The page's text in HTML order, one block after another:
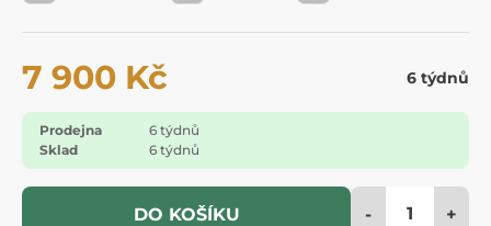
7 900 Kč 6 týdnů
Prodejna
6 týdnů
Sklad
6 týdnů
DO KOŠÍKU - +